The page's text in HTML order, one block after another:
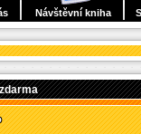
Návštěvní kniha